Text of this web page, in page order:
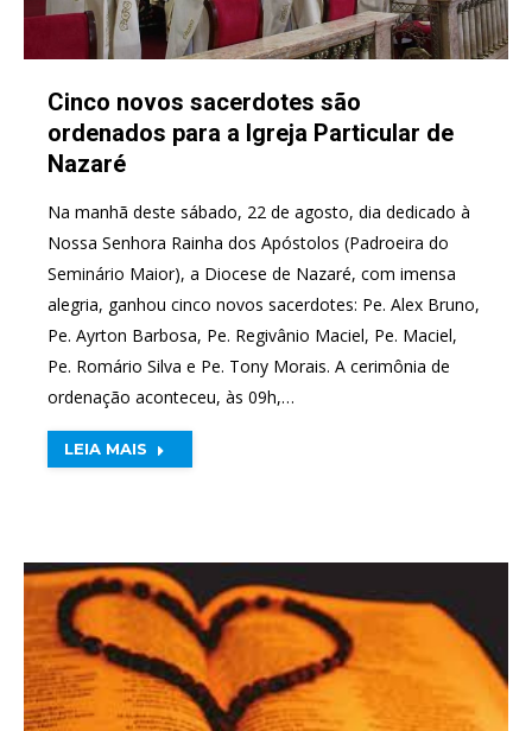
Cinco novos sacerdotes são
ordenados para a Igreja Particular de
Nazaré
Na manhã deste sábado, 22 de agosto, dia dedicado à
Nossa Senhora Rainha dos Apóstolos (Padroeira do
Seminário Maior), a Diocese de Nazaré, com imensa
alegria, ganhou cinco novos sacerdotes: Pe. Alex Bruno,
Pe. Ayrton Barbosa, Pe. Regivânio Maciel, Pe. Maciel,
Pe. Romário Silva e Pe. Tony Morais. A cerimônia de
ordenação aconteceu, às 09h,…
LEIA MAIS